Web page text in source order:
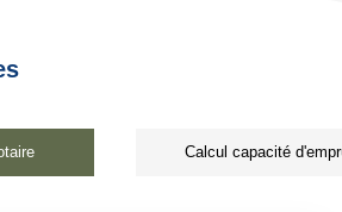
Calcul capacité